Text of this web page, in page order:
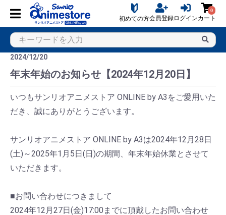
初めての方会員登録ログイン
0
カート
2024/12/20
年末年始のお知らせ【2024年12月20日】
いつもサンリオアニメストア ONLINE by A3をご愛用いた
だき、誠にありがとうございます。
サンリオアニメストア ONLINE by A3は2024年12月28日
(土)～2025年1月5日(日)の期間、年末年始休業とさせて
いただきます。
■お問い合わせにつきまして
2024年12月27日(金)17:00までに頂戴したお問い合わせ